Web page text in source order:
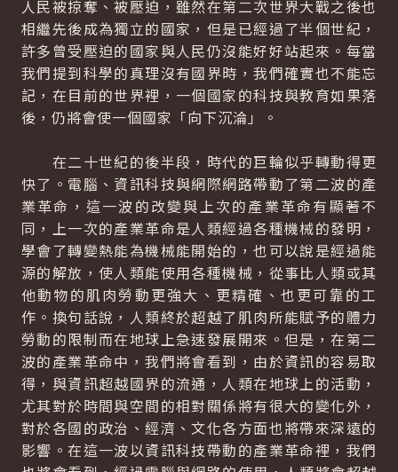
人民被掠奪、被壓迫，雖然在第二次世界大戰之後也
相繼先後成為獨立的國家，但是已經過了半個世紀，
許多曾受壓迫的國家與人民仍沒能好好站起來。每當
我們提到科學的真理沒有國界時，我們確實也不能忘
記，在目前的世界裡，一個國家的科技與教育如果落
後，仍將會使一個國家「向下沉淪」。
在二十世紀的後半段，時代的巨輪似乎轉動得更
快了。電腦、資訊科技與網際網路帶動了第二波的產
業革命，這一波的改變與上次的產業革命有顯著不
同，上一次的產業革命是人類經過各種機械的發明，
學會了轉變熱能為機械能開始的，也可以說是經過能
源的解放，使人類能使用各種機械，從事比人類或其
他動物的肌肉勞動更強大、更精確、也更可靠的工
作。換句話說，人類終於超越了肌肉所能賦予的體力
勞動的限制而在地球上急速發展開來。但是，在第二
波的產業革命中，我們將會看到，由於資訊的容易取
得，與資訊超越國界的流通，人類在地球上的活動，
尤其對於時間與空間的相對關係將有很大的變化外，
對於各國的政治、經濟、文化各方面也將帶來深遠的
影響。在這一波以資訊科技帶動的產業革命裡，我們